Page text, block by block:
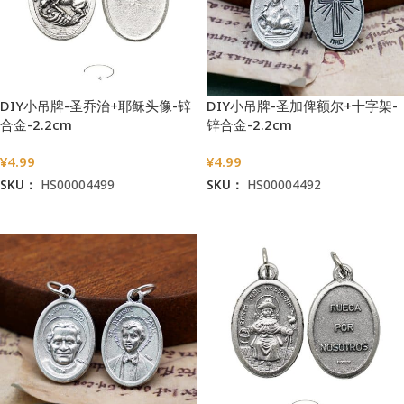
DIY小吊牌-圣乔治+耶稣头像-锌
合金-2.2cm
¥4.99
SKU： HS00004499
DIY小吊牌-圣加俾额尔+十字架-
锌合金-2.2cm
¥4.99
SKU： HS00004492